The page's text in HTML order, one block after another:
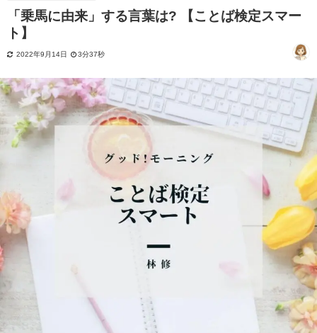
「乗馬に由来」する言葉は? 【ことば検定スマー
ト】
2022年9月14日 3分37秒